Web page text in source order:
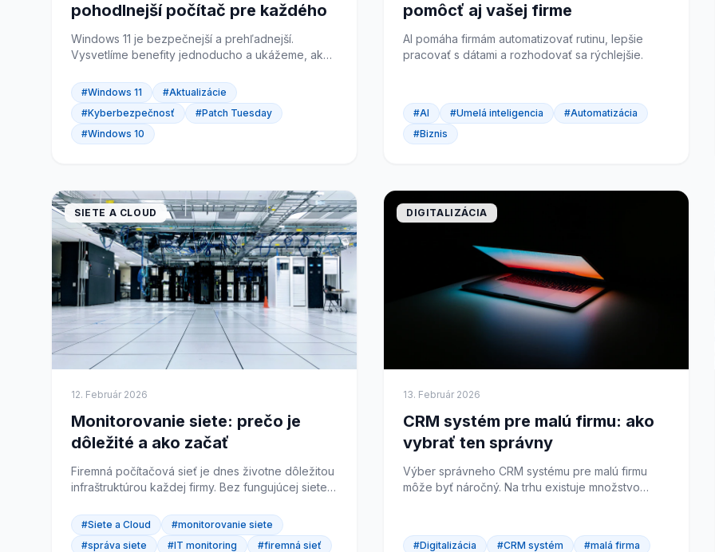
pohodlnejší počítač pre každého
Windows 11 je bezpečnejší a prehľadnejší.
Vysvetlíme benefity jednoducho a ukážeme, ako
#Windows 11
#Aktualizácie
#Kyberbezpečnosť
#Patch Tuesday
#Windows 10
pomôcť aj vašej firme
AI pomáha firmám automatizovať rutinu, lepšie
pracovať s dátami a rozhodovať sa rýchlejšie.
#AI #Umelá inteligencia
#Automatizácia
#Biznis
SIETE A CLOUD
12. Február 2026
Monitorovanie siete: prečo je
dôležité a ako začať
Firemná počítačová sieť je dnes životne dôležitou
infraštruktúrou každej firmy. Bez fungujúcej siete
nepristúpite k...
#Siete a Cloud
#monitorovanie siete
#správa siete
#IT monitoring
#firemná sieť
DIGITALIZÁCIA
13. Február 2026
CRM systém pre malú firmu: ako
vybrať ten správny
Výber správneho CRM systému pre malú firmu
môže byť náročný. Na trhu existuje množstvo
#Digitalizácia #CRM systém
#malá firma